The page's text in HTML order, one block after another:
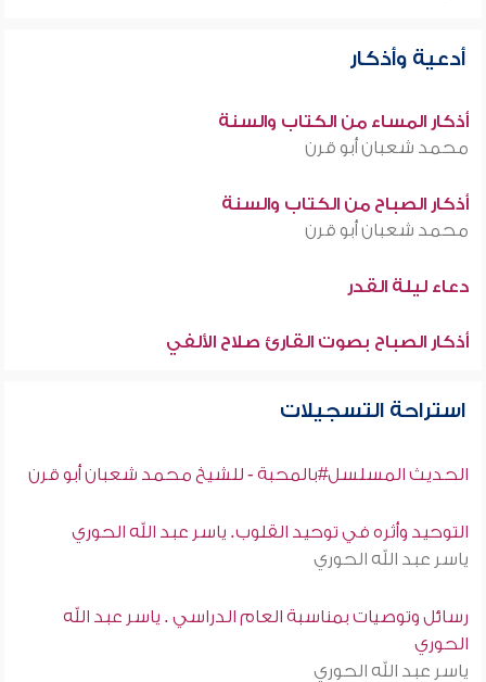
أدعية وأذكار
أذكار المساء من الكتاب والسنة
محمد شعبان أبو قرن
أذكار الصباح من الكتاب والسنة
محمد شعبان أبو قرن
دعاء ليلة القدر
أذكار الصباح بصوت القارئ صلاح الألفي
استراحة التسجيلات
الحديث المسلسل#بالمحبة - للشيخ محمد شعبان أبو قرن
التوحيد وأثره في توحيد القلوب. ياسر عبد الله الحوري
ياسر عبد الله الحوري
رسائل وتوصيات بمناسبة العام الدراسي . ياسر عبد الله
الحوري
ياسر عبد الله الحوري